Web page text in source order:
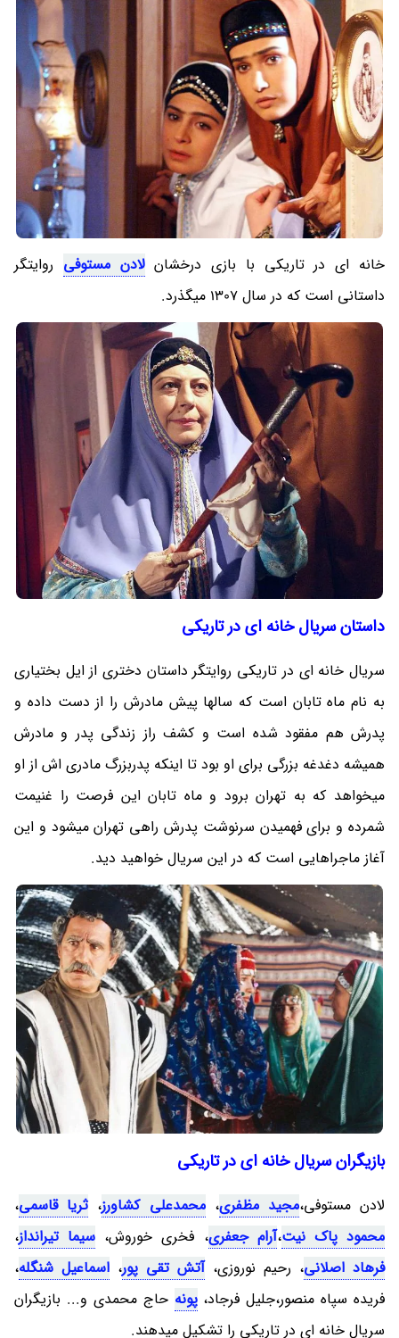
خانه ای در تاریکی با بازی درخشانلادن مستوفی روایتگر
داستانی است که در سال 1307 میگذرد.
داستان سریال خانه ای در تاریکی
سریال خانه ای در تاریکی روایتگر داستان دختری از ایل بختیاری
به نام ماه تابان است که سالها پیش مادرش را از دست داده و
پدرش هم مفقود شده است و کشف راز زندگی پدر و مادرش
همیشه دغدغه بزرگی برای او بود تا اینکه پدربزرگ مادری اش از او
میخواهد که به تهران برود و ماه تابان این فرصت را غنیمت
شمرده و برای فهمیدن سرنوشت پدرش راهی تهران میشود و این
آغاز ماجراهایی است که در این سریال خواهید دید.
بازیگران سریال خانه ای در تاریکی
لادن مستوفی،مجید مظفری،محمدعلی کشاورز، ثریا قاسمی،
محمود پاک نیت،آرام جعفری، فخری خوروش، سیما تیرانداز،
فرهاد اصلانی، رحیم نوروزی،آتش تقی پور، اسماعیل شنگله،
فریده سپاه منصور،جلیل فرجاد،پونه حاج محمدی و... بازیگران
سریال خانه ای در تاریکی را تشکیل میدهند.